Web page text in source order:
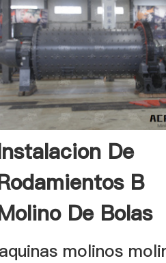
De
B
De Bolas
molinos